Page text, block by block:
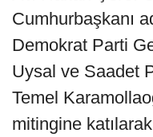
Cumhurbaşkanı
Demokrat Parti
Uysal ve Saadet
Temel
mitingine